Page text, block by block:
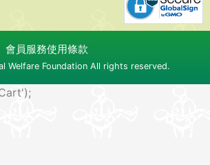
會員服務使用條款
Welfare Foundation All rights reserved.